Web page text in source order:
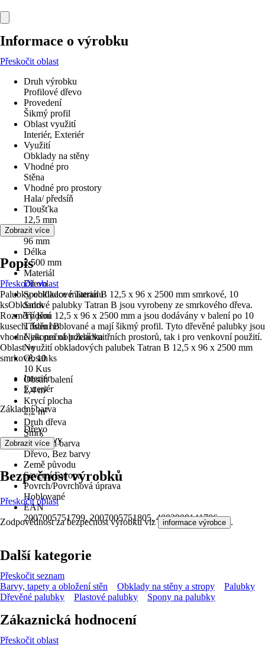
Informace o výrobku
Přeskočit oblast
Druh výrobku
Profilové dřevo
Provedení
Šikmý profil
Oblast využití
Interiér, Exteriér
Využití
Obklady na stěny
Vhodné pro
Stěna
Vhodné pro prostory
Hala/ předsíň
Tloušťka
12,5 mm
Šířka
96 mm
Délka
2 500 mm
Materiál
Dřevo
Specifikace materiálu
Smrk
Třídění
Třídění B
Nekonečná pokládka
Ne
Obsah
10 Kus
Obsah balení
2,4 m²
Krycí plocha
2,2 m²
Druh dřeva
Smrk
Základní barva
Dřevo, Bez barvy
Země původu
Severní Evropa
Povrch/Povrchová úprava
Hoblované
EAN
2007005751799, 2007005751805, 4002908141706
Zobrazit více
Popis
Přeskočit oblast
Palubky obkladové Tatran B 12,5 x 96 x 2500 mm smrkové, 10
ksObkladové palubky Tatran B jsou vyrobeny ze smrkového dřeva.
Rozměry jsou 12,5 x 96 x 2500 mm a jsou dodávány v balení po 10
kusech. Jsou hoblované a mají šikmý profil. Tyto dřevěné palubky jsou
vhodné jak pro obložení vnitřních prostorů, tak i pro venkovní použití.
Oblast využití obkladových palubek Tatran B 12,5 x 96 x 2500 mm
smrkové, 10 ks
Interiér
Exteriér
Základní barva
Dřevo
Bez barvy
Zobrazit více
Bezpečnost výrobků
Přeskočit oblast
Zodpovědnost za bezpečnost výrobku viz informace výrobce .
Další kategorie
Přeskočit seznam
Barvy, tapety a obložení stěn
Obklady na stěny a stropy
Palubky
Dřevěné palubky
Plastové palubky Spony na palubky
Zákaznická hodnocení
Přeskočit oblast